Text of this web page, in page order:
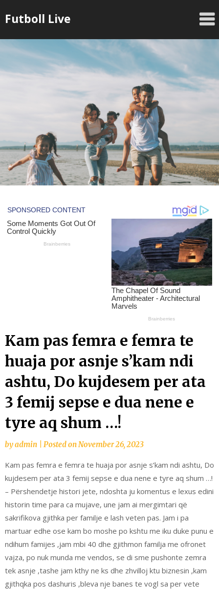
toFutboll Live
Kam pas femra e femra te
huaja por asnje s’kam ndi
ashtu, Do kujdesem per ata
3 femij sepse e dua nene e
tyre aq shum …!
byadmin Posted onNovember 26, 2023
Kam pas femra e femra te huaja por asnje s’kam ndi ashtu, Do
kujdesem per ata 3 femij sepse e dua nene e tyre aq shum …!
– Përshendetje histori jete, ndoshta ju komentus e lexus edini
historin time para ca mujave, une jam ai mergimtari që
sakrifikova gjithka per familje e lash veten pas. Jam i pa
martuar edhe ose kam bo moshe po kshtu me iku duke punu e
ndihum famijes ,jam mbi 40 dhe gjithmon familja me ofronet
vajza, po nuk munda me vendos, se di sme pushonte zemra
tek asnje ,tashe jam kthy ne ks dhe zhvilloj ktu biznesin ,kam
gjithqka pos dashuris ,bleva nje banes te vogl sa per vete